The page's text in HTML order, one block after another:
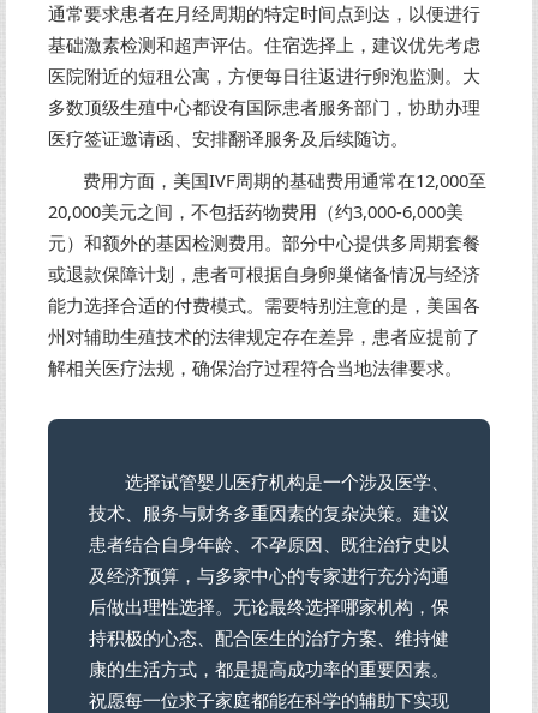
通常要求患者在月经周期的特定时间点到达，以便进行
基础激素检测和超声评估。住宿选择上，建议优先考虑
医院附近的短租公寓，方便每日往返进行卵泡监测。大
多数顶级生殖中心都设有国际患者服务部门，协助办理
医疗签证邀请函、安排翻译服务及后续随访。
费用方面，美国IVF周期的基础费用通常在12,000至
20,000美元之间，不包括药物费用（约3,000-6,000美
元）和额外的基因检测费用。部分中心提供多周期套餐
或退款保障计划，患者可根据自身卵巢储备情况与经济
能力选择合适的付费模式。需要特别注意的是，美国各
州对辅助生殖技术的法律规定存在差异，患者应提前了
解相关医疗法规，确保治疗过程符合当地法律要求。
选择试管婴儿医疗机构是一个涉及医学、
技术、服务与财务多重因素的复杂决策。建议
患者结合自身年龄、不孕原因、既往治疗史以
及经济预算，与多家中心的专家进行充分沟通
后做出理性选择。无论最终选择哪家机构，保
持积极的心态、配合医生的治疗方案、维持健
康的生活方式，都是提高成功率的重要因素。
祝愿每一位求子家庭都能在科学的辅助下实现